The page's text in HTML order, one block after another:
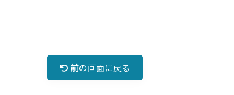
前の画面に戻る